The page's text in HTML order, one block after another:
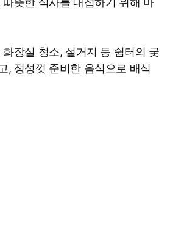
장실 청소, 설거지 등 쉼터의 궂
, 정성껏 준비한 음식으로 배식